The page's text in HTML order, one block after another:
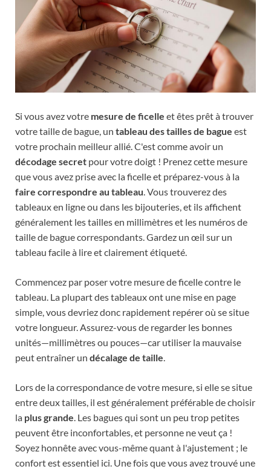
Si vous avez votre mesure de ficelle et êtes prêt à trouver
votre taille de bague, un tableau des tailles de bague est
votre prochain meilleur allié. C'est comme avoir un
décodage secret pour votre doigt ! Prenez cette mesure
que vous avez prise avec la ficelle et préparez-vous à la
faire correspondre au tableau . Vous trouverez des
tableaux en ligne ou dans les bijouteries, et ils affichent
généralement les tailles en millimètres et les numéros de
taille de bague correspondants. Gardez un œil sur un
tableau facile à lire et clairement étiqueté.
Commencez par poser votre mesure de ficelle contre le
tableau. La plupart des tableaux ont une mise en page
simple, vous devriez donc rapidement repérer où se situe
votre longueur. Assurez-vous de regarder les bonnes
unités—millimètres ou pouces—car utiliser la mauvaise
peut entraîner un décalage de taille
Lors de la correspondance de votre mesure, si elle se situe
entre deux tailles, il est généralement préférable de choisir
la plus grande . Les bagues qui sont un peu trop petites
peuvent être inconfortables, et personne ne veut ça !
Soyez honnête avec vous-même quant à l'ajustement ; le
confort est essentiel ici. Une fois que vous avez trouvé une